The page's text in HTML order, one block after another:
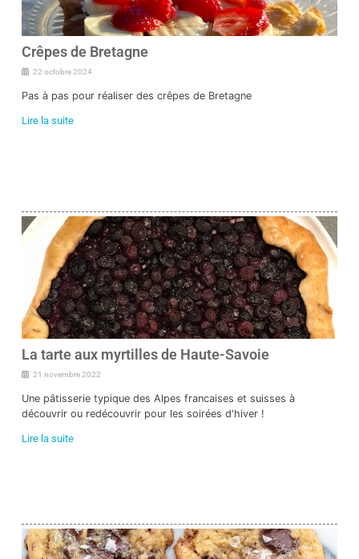
Crêpes de Bretagne
22 octobre 2024
Pas à pas pour réaliser des crêpes de Bretagne
Lire la suite
La tarte aux myrtilles de Haute-Savoie
21 novembre 2022
Une pâtisserie typique des Alpes francaises et suisses à
découvrir ou redécouvrir pour les soirées d'hiver !
Lire la suite